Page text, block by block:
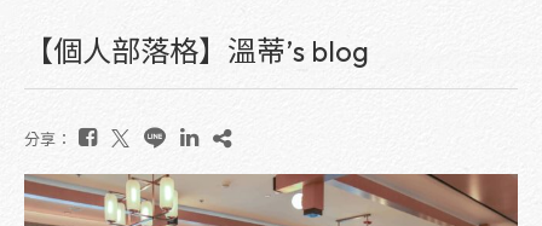
【個人部落格】溫蒂’s blog
分享：